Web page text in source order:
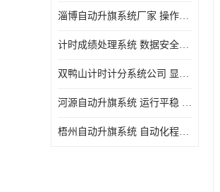
淄博自动升旗系统厂家 操作简单 提高工作效率
计时成绩处理系统 数据安全稳定准确 提升场馆形象 操作简便
双鸭山计时计分系统公司 显示效果好 提升场馆形象
河源自动升旗系统 运行平稳 设计简单 灵活
梧州自动升旗系统 自动化程度高 性价比高